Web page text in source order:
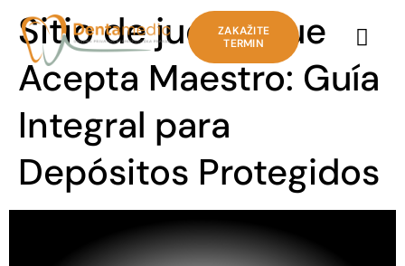
ZAKAŽITE
TERMIN
Sitio de juego Que
Acepta Maestro: Guía
Integral para
Depósitos Protegidos